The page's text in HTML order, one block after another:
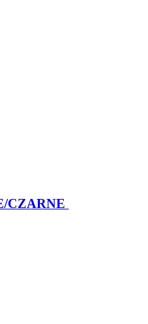
CZARNE